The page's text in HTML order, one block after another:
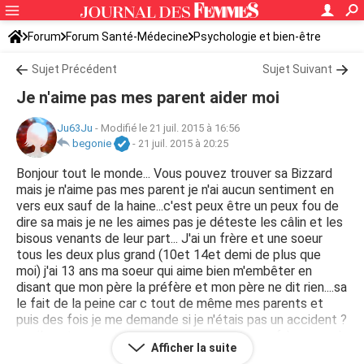
Forum Forum Santé-Médecine Psychologie et bien-être
Sujet Précédent Sujet Suivant
Je n'aime pas mes parent aider moi
Ju63Ju - Modifié le 21 juil. 2015 à 16:56
begonie
- 21 juil. 2015 à 20:25
Bonjour tout le monde... Vous pouvez trouver sa Bizzard
mais je n'aime pas mes parent je n'ai aucun sentiment en
vers eux sauf de la haine...c'est peux être un peux fou de
dire sa mais je ne les aimes pas je déteste les câlin et les
bisous venants de leur part... J'ai un frère et une soeur
tous les deux plus grand (10et 14et demi de plus que
moi) j'ai 13 ans ma soeur qui aime bien m'embêter en
disant que mon père la préfère et mon père ne dit rien....sa
le fait de la peine car c tout de même mes parents et
puis des fois je me demande si je n'étais pas un accident ?
il me fâche je me retien pour ne pas pleurer devant eux je
Afficher la suite